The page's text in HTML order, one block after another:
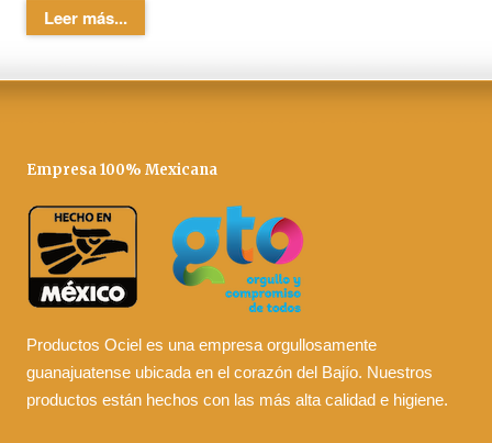
Leer más...
Empresa 100% Mexicana
Productos Ociel es una empresa orgullosamente
guanajuatense ubicada en el corazón del Bajío. Nuestros
productos están hechos con las más alta calidad e higiene.